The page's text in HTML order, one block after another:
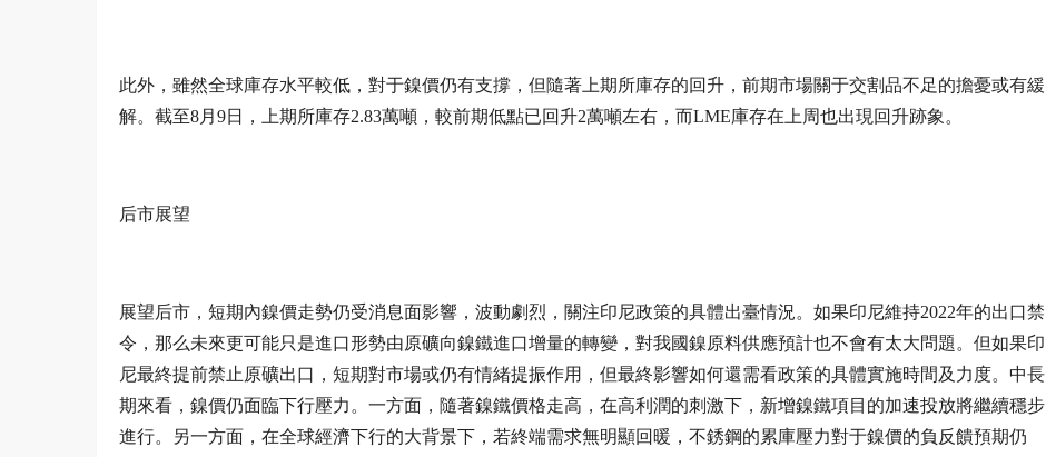
此外，雖然全球庫存水平較低，對于鎳價仍有支撐，但隨著上期所庫存的回升，前期市場關于交割品不足的擔憂或有緩
解。截至8月9日，上期所庫存2.83萬噸，較前期低點已回升2萬噸左右，而LME庫存在上周也出現回升跡象。
后市展望
展望后市，短期內鎳價走勢仍受消息面影響，波動劇烈，關注印尼政策的具體出臺情況。如果印尼維持2022年的出口禁
令，那么未來更可能只是進口形勢由原礦向鎳鐵進口增量的轉變，對我國鎳原料供應預計也不會有太大問題。但如果印
尼最終提前禁止原礦出口，短期對市場或仍有情緒提振作用，但最終影響如何還需看政策的具體實施時間及力度。中長
期來看，鎳價仍面臨下行壓力。一方面，隨著鎳鐵價格走高，在高利潤的刺激下，新增鎳鐵項目的加速投放將繼續穩步
進行。另一方面，在全球經濟下行的大背景下，若終端需求無明顯回暖，不銹鋼的累庫壓力對于鎳價的負反饋預期仍